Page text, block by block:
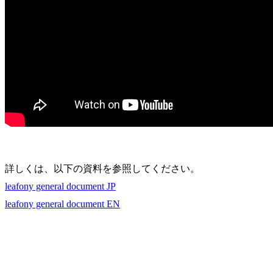
詳しくは、以下の資料を参照してください。
leafony general document JP
leafony general document EN